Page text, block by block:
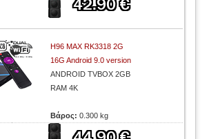
H96 MAX RK3318 2G
16G Android 9.0 version
ANDROID TVBOX 2GB
RAM 4K
Βάρος:0.300 kg